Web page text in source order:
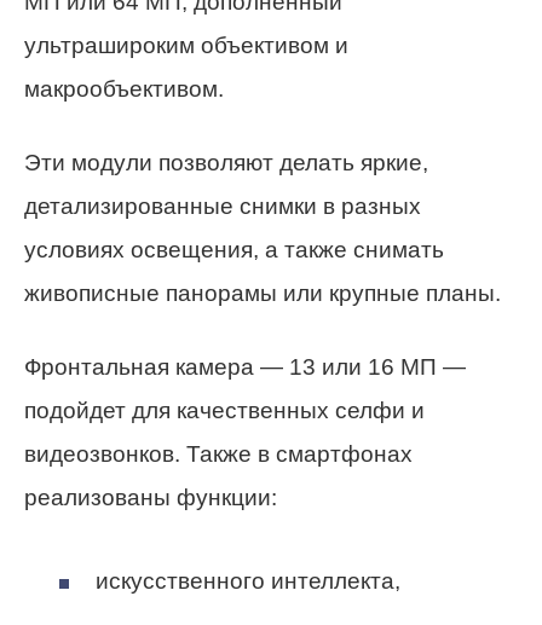
ультрашироким объективом и
макрообъективом.
Эти модули позволяют делать яркие,
детализированные снимки в разных
условиях освещения, а также снимать
живописные панорамы или крупные планы.
Фронтальная камера — 13 или 16 МП —
подойдет для качественных селфи и
видеозвонков. Также в смартфонах
реализованы функции:
искусственного интеллекта,